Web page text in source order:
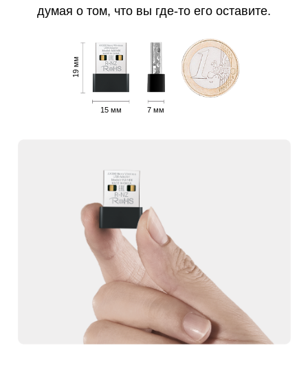
думая о том, что вы где-то его оставите.
19 мм
15 мм 7 мм